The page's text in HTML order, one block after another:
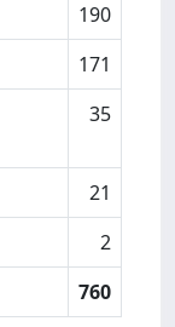
190
171
35
21
2
760